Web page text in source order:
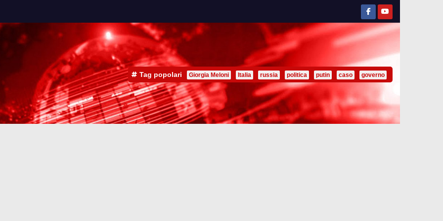
Tag popolari Giorgia Meloni Italia russia politica putin caso governo